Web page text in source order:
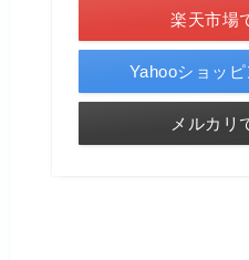
楽天市場
Yahooショッ
メルカリ